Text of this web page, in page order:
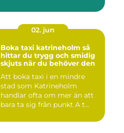
02. jun
Boka taxi katrineholm så
hittar du trygg och smidig
skjuts när du behöver den
Att boka taxi i en mindre
stad som Katrineholm
handlar ofta om mer än att
bara ta sig från punkt A t...